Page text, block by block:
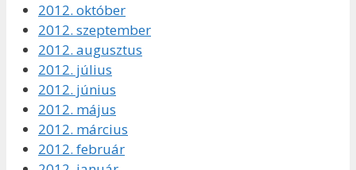
2012. október
2012. szeptember
2012. augusztus
2012. július
2012. június
2012. május
2012. március
2012. február